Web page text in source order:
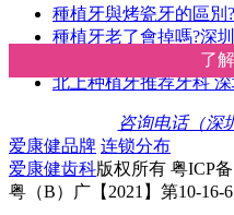
了
了
種植牙與烤瓷牙的區別
種植牙老了會掉嗎?深
傳統種植牙VS數字化
北上种植牙推荐牙科
咨询电话（深
爱康健品牌 连锁分布
爱康健齿科版权所有 粤ICP
粤（B）广【2021】第10-16-